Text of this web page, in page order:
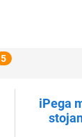
5
iPega